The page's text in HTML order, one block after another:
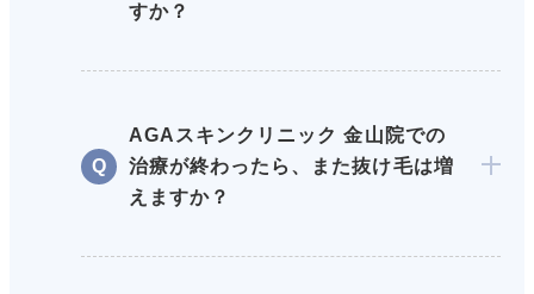
すか？
AGAスキンクリニック 金山院での
治療が終わったら、また抜け毛は増
えますか？